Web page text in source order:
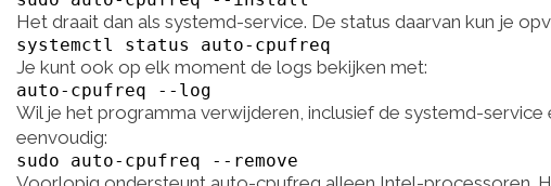
Het draait dan als systemd-service. De status daarvan kun je
systemctl status auto-cpufreq
Je kunt ook op elk moment de logs bekijken met:
auto-cpufreq --log
Wil je het programma verwijderen, inclusief de systemd-service
eenvoudig:
sudo auto-cpufreq --remove